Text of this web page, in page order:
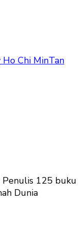
Ho Chi MinTan
125 buku
Dunia